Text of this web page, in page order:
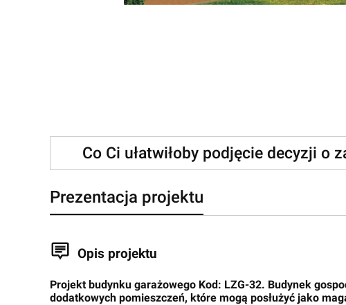
Co Ci ułatwiłoby podjęcie decyzji o
Prezentacja projektu
Opis projektu
Projekt budynku garażowego Kod: LZG-32. Budynek
dodatkowych pomieszczeń, które mogą posłużyć jako